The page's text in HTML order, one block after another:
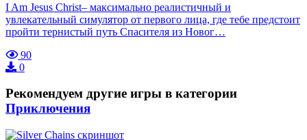
I Am Jesus Christ– максимально реалистичный и
увлекательный симулятор от первого лица, где тебе предстоит
пройти тернистый путь Спасителя из Новог…
90
0
Рекомендуем другие игры в категории
Приключения